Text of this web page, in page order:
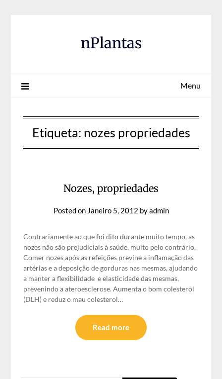
nPlantas
Menu
Etiqueta: nozes propriedades
Nozes, propriedades
Posted on Janeiro 5, 2012 byadmin
Contrariamente ao que foi dito durante muito tempo, as
nozes não são prejudiciais à saúde, muito pelo contrário.
Comer nozes após as refeições previne a inflamação das
artérias e a deposição de gorduras nas mesmas, ajudando
a manter a flexibilidade e elasticidade das mesmas,
prevenindo a ateroesclerose. Aumenta o bom colesterol
(DLH) e reduz o mau colesterol…
Read more